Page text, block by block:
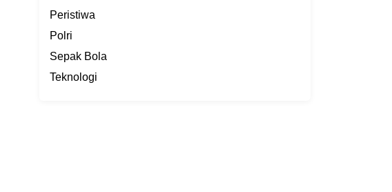
Peristiwa
Polri
Sepak Bola
Teknologi